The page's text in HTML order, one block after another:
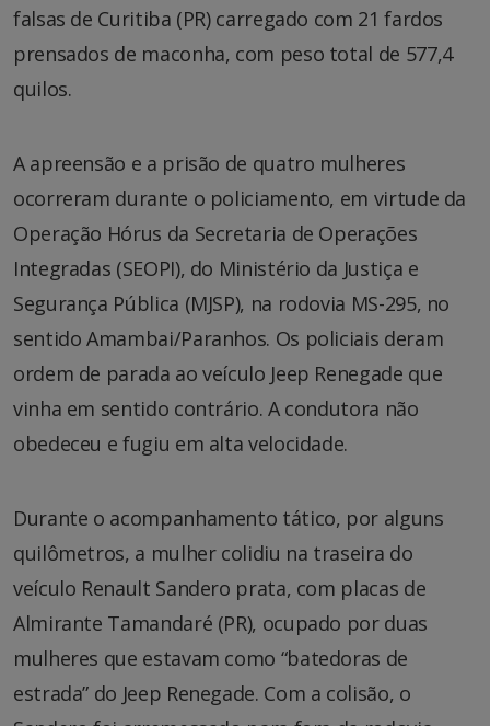
falsas de Curitiba (PR) carregado com 21 fardos
prensados de maconha, com peso total de 577,4
quilos.
A apreensão e a prisão de quatro mulheres
ocorreram durante o policiamento, em virtude da
Operação Hórus da Secretaria de Operações
Integradas (SEOPI), do Ministério da Justiça e
Segurança Pública (MJSP), na rodovia MS-295, no
sentido Amambai/Paranhos. Os policiais deram
ordem de parada ao veículo Jeep Renegade que
vinha em sentido contrário. A condutora não
obedeceu e fugiu em alta velocidade.
Durante o acompanhamento tático, por alguns
quilômetros, a mulher colidiu na traseira do
veículo Renault Sandero prata, com placas de
Almirante Tamandaré (PR), ocupado por duas
mulheres que estavam como “batedoras de
estrada” do Jeep Renegade. Com a colisão, o